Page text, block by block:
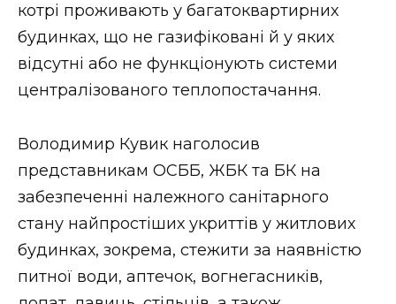
котрі проживають у багатоквартирних
будинках, що не газифіковані й у яких
відсутні або не функціонують системи
централізованого теплопостачання.
Володимир Кувик наголосив
представникам ОСББ, ЖБК та БК на
забезпеченні належного санітарного
стану найпростіших укриттів у житлових
будинках, зокрема, стежити за наявністю
питної води, аптечок, вогнегасників,